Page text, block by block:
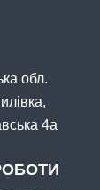
обл.
4а